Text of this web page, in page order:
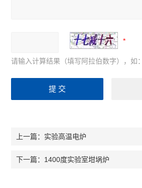
请输入计算结果（填写阿拉伯数字），如
上一篇： 实验高温电炉
下一篇： 1400度实验室坩埚炉